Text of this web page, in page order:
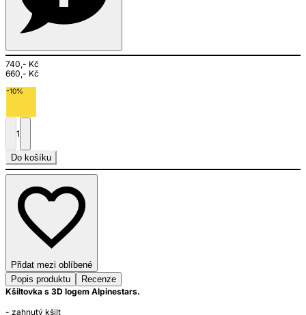
740,- Kč
660,- Kč
-10%
1
Do košíku
Přidat mezi oblíbené
Popis produktu
Recenze
Kšiltovka s 3D logem Alpinestars.
- zahnutý kšilt